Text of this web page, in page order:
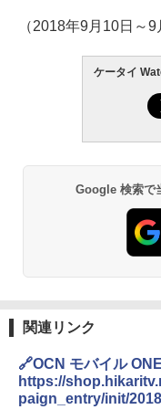
（2018年9月10日～9
ケータイ
Google 検索で
関連リンク
🔗OCN モバイル
https://
paign_entry/init/